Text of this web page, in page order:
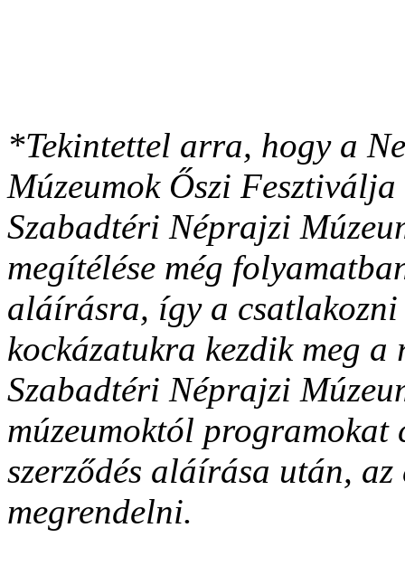
*Tekintettel arra, hogy a
Múzeumok Őszi
Szabadtéri Néprajzi
megítélése még
aláírásra, így a
kockázatukra kezdik meg a
Szabadtéri Néprajzi
múzeumoktól programokat
szerződés aláírása után,
megrendelni.